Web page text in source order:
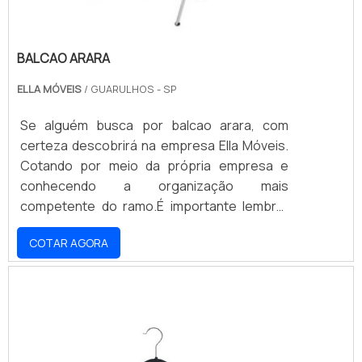
BALCAO ARARA
ELLA MÓVEIS / GUARULHOS - SP
Se alguém busca por balcao arara, com
certeza descobrirá na empresa Ella Móveis.
Cotando por meio da própria empresa e
conhecendo a organização mais
competente do ramo.É importante lembrar
que o produto deve sempre ser adquirido
com empresas especializadas no segmento.
Esse tipo de cuidado ajuda a garantir a
frequentes de produtos que não cumprem
com suas funções adequadamente. Assim, é
COTAR AGORA